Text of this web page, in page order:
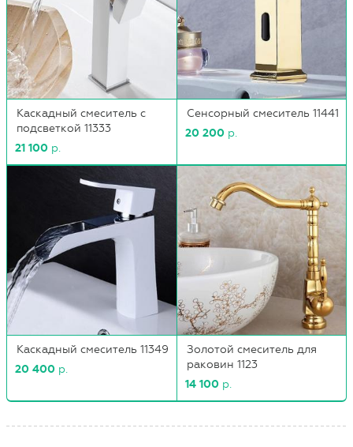
Каскадный смеситель с
подсветкой 11333
21 100 р.
Сенсорный смеситель 11441
20 200 р.
Каскадный смеситель 11349
20 400 р.
Золотой смеситель для
раковин 1123
14 100 р.